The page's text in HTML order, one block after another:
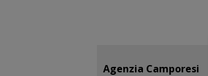
Agenzia Camporesi